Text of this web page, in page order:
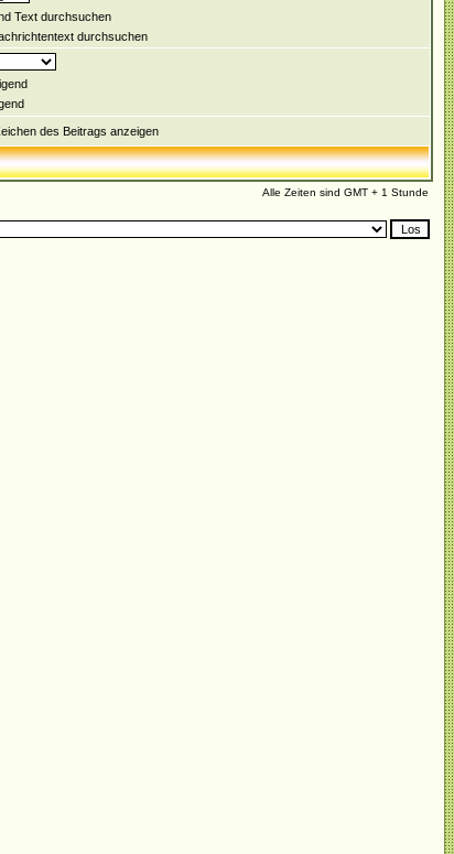
Text durchsuchen
durchsuchen
des Beitrags anzeigen
Alle Zeiten sind GMT + 1 Stunde